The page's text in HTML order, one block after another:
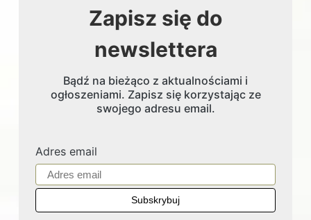
Zapisz się do
newslettera
Bądź na bieżąco z aktualnościami i
ogłoszeniami. Zapisz się korzystając ze
swojego adresu email.
Adres email